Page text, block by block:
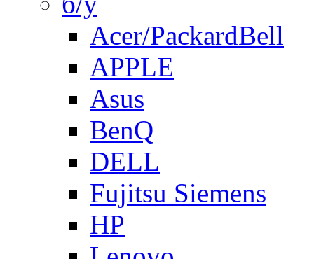
Acer/PackardBell
APPLE
Asus
BenQ
DELL
Fujitsu Siemens
HP